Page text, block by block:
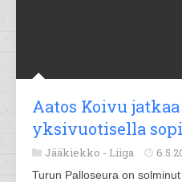
Aatos Koivu
yksivuotisella
Jääkiekko - Liiga
Turun Palloseura on